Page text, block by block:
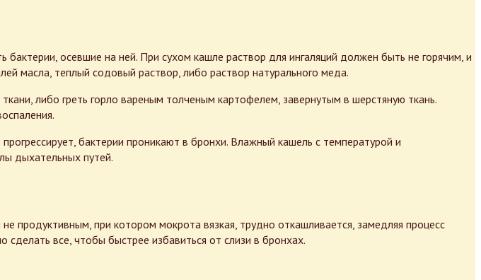
бактерии, осевшие на ней. При сухом кашле раствор для ингаляций должен быть не горячим, и
масла, теплый содовый раствор, либо раствор натурального меда.
либо греть горло вареным толченым картофелем, завернутым в шерстяную ткань.
бактерии проникают в бронхи. Влажный кашель с температурой и
дыхательных путей.
продуктивным, при котором мокрота вязкая, трудно откашливается, замедляя процесс
все, чтобы быстрее избавиться от слизи в бронхах.